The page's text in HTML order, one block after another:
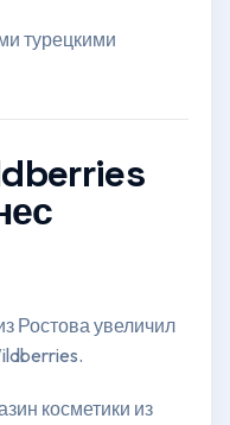
турецкими
Ростова увеличил
косметики из